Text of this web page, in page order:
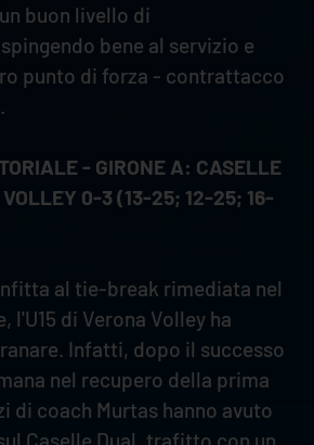
buon livello di
bene al servizio e
punto di forza - contrattacco
- GIRONE A: CASELLE
0-3 (13-25; 12-25; 16-
al tie-break rimediata nel
l'U15 di Verona Volley ha
Infatti, dopo il successo
nel recupero della prima
di coach Murtas hanno avuto
Caselle Dual, trafitto con un